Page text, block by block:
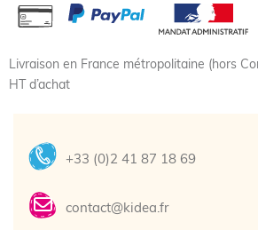
Livraison en France métropolitaine (hors
HT d’achat
+33 (0)2 41 87 18 69
contact@kidea.fr